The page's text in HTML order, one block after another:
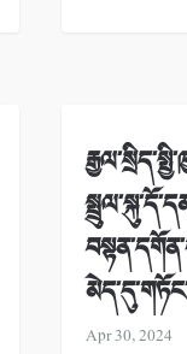
Apr 30, 2024